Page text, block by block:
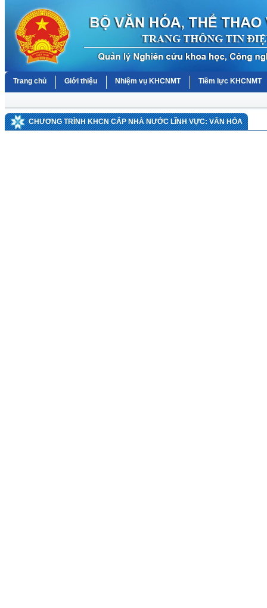
Trang chủ Giới thiệu Nhiệm vụ KHCNMT Tiềm lực KHCNMT
CHƯƠNG TRÌNH KHCN CẤP NHÀ NƯỚC LĨNH VỰC: VĂN HÓA